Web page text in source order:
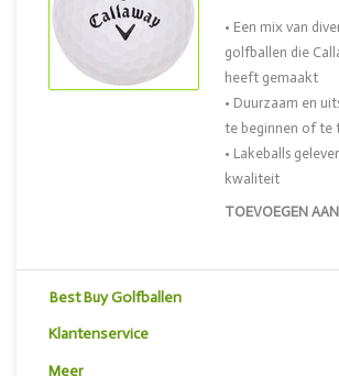
TOEVOEGEN
• Een mix van
golfballen die
heeft gemaakt
• Duurzaam en
te beginnen of te
• Lakeballs
kwaliteit
Best Buy Golfballen
Klantenservice
Meer